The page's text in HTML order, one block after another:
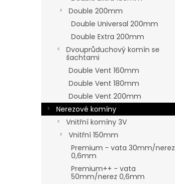
Double 200mm
Double Universal 200mm
Double Extra 200mm
Dvouprůduchový komín se
šachtami
Double Vent 160mm
Double Vent 180mm
Double Vent 200mm
Nerezové komíny
Vnitřní komíny 3V
Vnitřní 150mm
Premium - vata 30mm/nerez
0,6mm
Premium++ - vata
50mm/nerez 0,6mm